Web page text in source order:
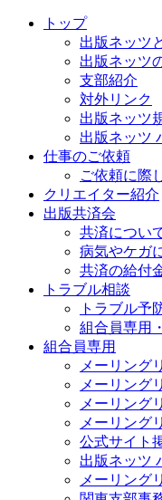
トップ
出版ネッツ
出版ネッツ
支部紹介
対外リンク
出版ネッツ
出版ネッツ
仕事のご依頼
ご依頼に際
クリエイター紹介
出版共済会
共済につい
病気やケガ
共済の給付
トラブル相談
トラブル予
組合員専用
組合員専用
メーリング
メーリング
メーリング
メーリング
公式サイト
出版ネッツ
メーリング